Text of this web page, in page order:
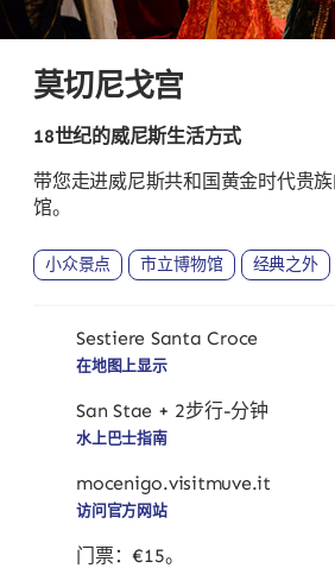
莫切尼戈宫
18世纪的威尼斯生活方式
带您走进威尼斯共和国黄金时代贵
馆。
小众景点 市立博物馆 经典之外
Sestiere Santa Croce
在地图上显示
San Stae + 2步行-分钟
水上巴士指南
mocenigo.visitmuve.it
访问官方网站
门票：€15。